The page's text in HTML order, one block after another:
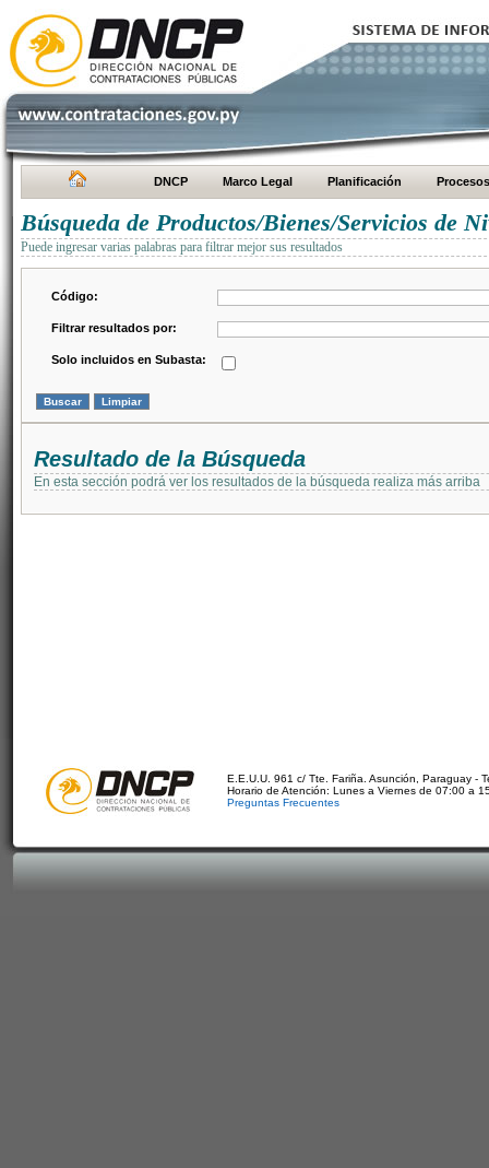
DNCP Marco Legal Planificación Procesos
Búsqueda de Productos/Bienes/Servicios de
Puede ingresar varias palabras para filtrar mejor sus resultados
Código:
Filtrar resultados por:
Solo incluidos en Subasta:
Resultado de la Búsqueda
En esta sección podrá ver los resultados de la búsqueda realiza más arriba
E.E.U.U. 961 c/ Tte. Fariña. Asunción, Paraguay -
Horario de Atención: Lunes a Viernes de 07:00 a
Preguntas Frecuentes